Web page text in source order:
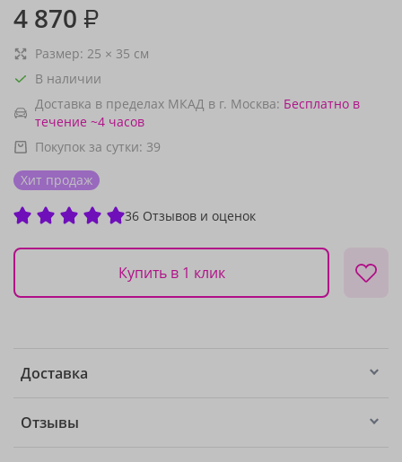
4 870 ₽
Размер: 25 × 35 см
В наличии
Доставка в пределах МКАД в г. Москва: Бесплатно в
течение ~4 часов
Покупок за сутки: 39
Хит продаж
36 Отзывов и оценок
Купить в 1 клик
Доставка
Отзывы